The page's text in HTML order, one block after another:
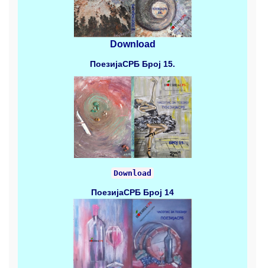
Download
ПоезијаСРБ Број 15.
Download
ПоезијаСРБ Број 14